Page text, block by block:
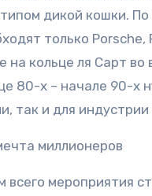
дикой кошки.
только Porsche,
на кольце ля Сарт
80-х – начале 90-х
так и для
миллионеров
всего мероприятия